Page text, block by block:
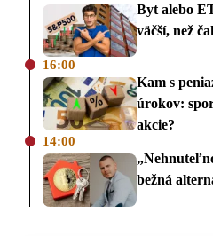
Byt alebo
väčší, než
16:00
Kam s
úrokov:
akcie?
14:00
bežná